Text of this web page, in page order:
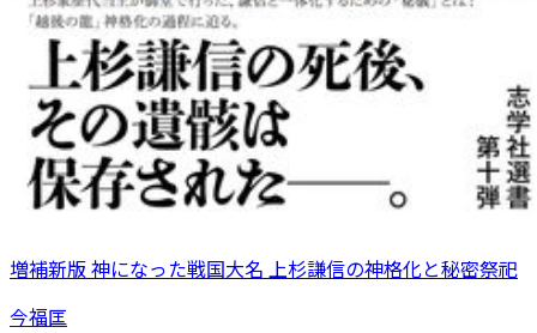
増補新版 神になった戦国大名 上杉謙信の神格化と秘密祭祀
今福匡